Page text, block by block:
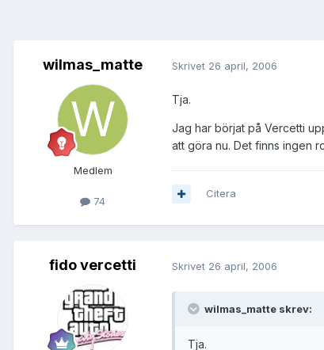
wilmas_matte
Medlem
74
Skrivet 26 april, 2006
Tja.
Jag har börjat på Vercetti
att göra nu. Det finns ingen
Citera
fido vercetti Skrivet 26 april, 2006
wilmas_matte skrev:
Tja.